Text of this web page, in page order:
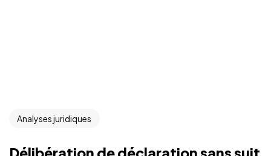
Analyses juridiques